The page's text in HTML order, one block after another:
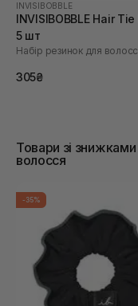
INVISIBOBBLE
INVISIBOBBLE Hair
5 шт
Набір резинок для
305₴
Товари зі
волосся
-35%